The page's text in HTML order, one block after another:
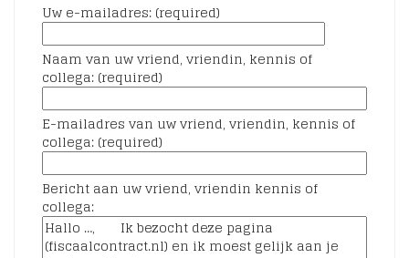
Uw e-mailadres: (required)
Naam van uw vriend, vriendin, kennis of
collega: (required)
E-mailadres van uw vriend, vriendin, kennis of
collega: (required)
Bericht aan uw vriend, vriendin kennis of
collega: